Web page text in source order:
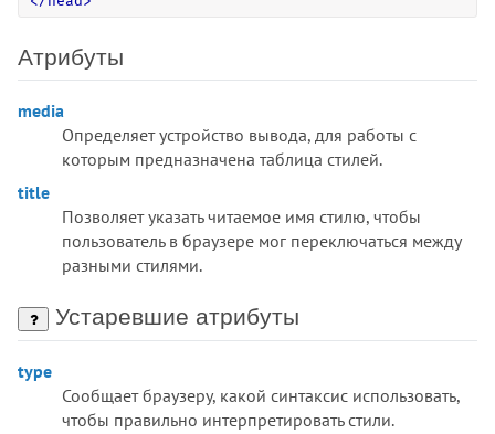
Атрибуты
media
Определяет устройство вывода, для работы с
которым предназначена таблица стилей.
title
Позволяет указать читаемое имя стилю, чтобы
пользователь в браузере мог переключаться между
разными стилями.
Устаревшие атрибуты
type
Сообщает браузеру, какой синтаксис использовать,
чтобы правильно интерпретировать стили.
<dt>
<em>
<embed>
<fieldset>
<figcaption>
<figure>
<font>
<footer>
<form>
<frame>
<frameset>
<h1>
<h2>
<h3>